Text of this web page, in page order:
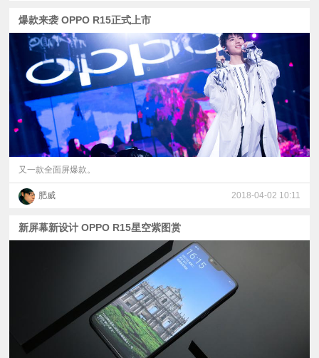
验
题
爆款来袭 OPPO R15正式上市
又一款全面屏爆款。
肥威 2018-04-02 10:11
新屏幕新设计 OPPO R15星空紫图赏